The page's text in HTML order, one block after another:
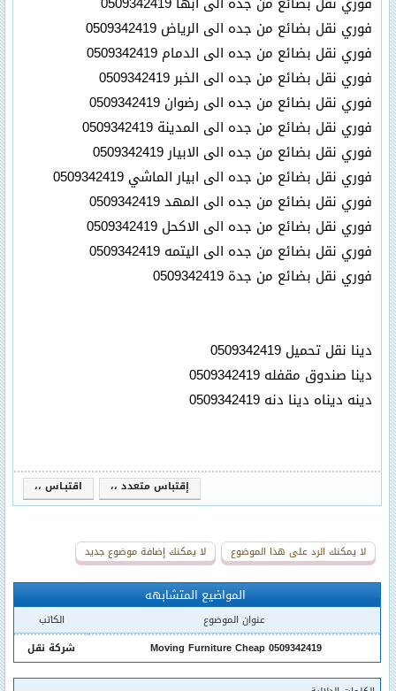
فوري نقل بضائع من جده الى الرياض 0509342419
فوري نقل بضائع من جده الى الدمام 0509342419
فوري نقل بضائع من جده الى الخبر 0509342419
فوري نقل بضائع من جده الى رضوان 0509342419
فوري نقل بضائع من جده الى المدينة 0509342419
فوري نقل بضائع من جده الى الابيار 0509342419
فوري نقل بضائع من جده الى ابيار الماشي 0509342419
فوري نقل بضائع من جده الى المهد 0509342419
فوري نقل بضائع من جده الى الاكحل 0509342419
فوري نقل بضائع من جده الى اليتمه 0509342419
فوري نقل بضائع من جدة 0509342419
دينا نقل تحميل 0509342419
دينا صندوق مقفله 0509342419
دينه ديناه دينا دنه 0509342419
اقتبـاس ،، إقتباس متعدد ،،
لا يمكنك الرد على هذا الموضوع لا يمكنك إضافة موضوع جديد
المواضيع المتشابهه
عنوان الموضوع
الكاتب
Moving Furniture Cheap 0509342419
شركة نقل